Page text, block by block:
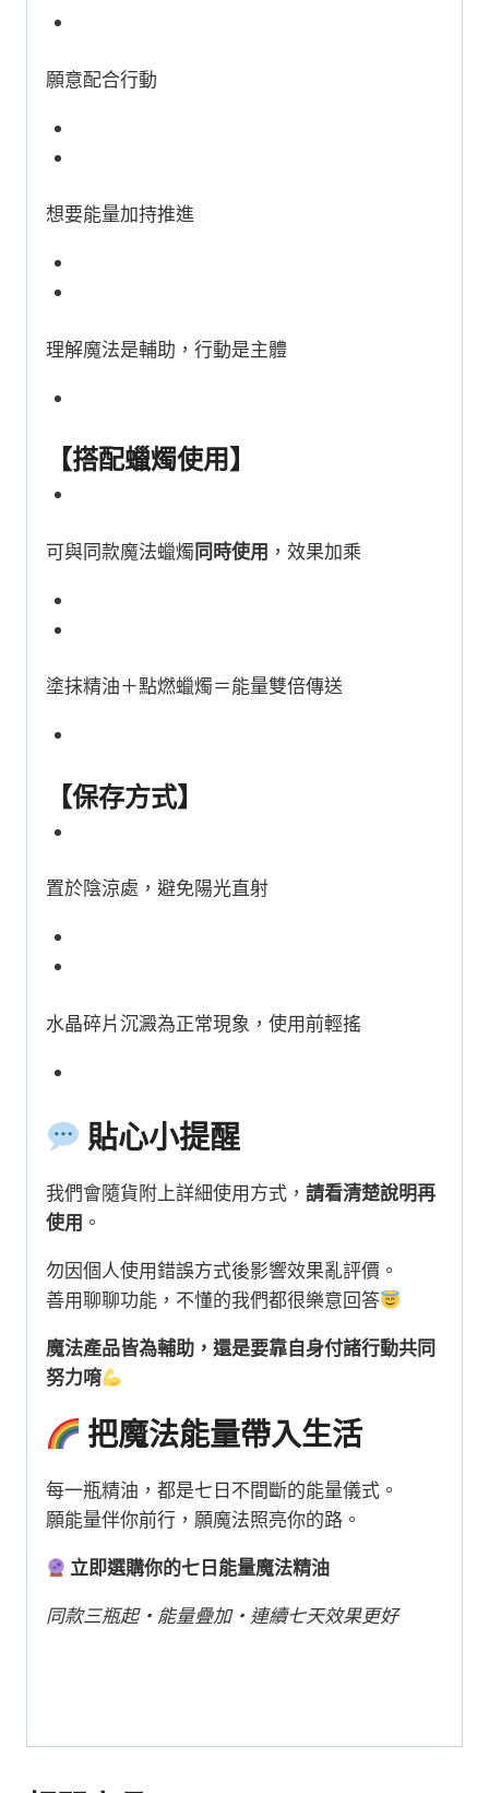
願意配合行動
想要能量加持推進
理解魔法是輔助，行動是主體
【搭配蠟燭使用】
可與同款魔法蠟燭同時使用 ，效果加乘
塗抹精油＋點燃蠟燭＝能量雙倍傳送
【保存方式】
置於陰涼處，避免陽光直射
水晶碎片沉澱為正常現象，使用前輕搖
貼心小提醒
我們會隨貨附上詳細使用方式， 請看清楚說明再
使用 。
勿因個人使用錯誤方式後影響效果亂評價。
善用聊聊功能，不懂的我們都很樂意回答
魔法產品皆為輔助，還是要靠自身付諸行動共同
努力唷
把魔法能量帶入生活
每一瓶精油，都是七日不間斷的能量儀式。
願能量伴你前行，願魔法照亮你的路。
立即選購你的七日能量魔法精油
同款三瓶起・能量疊加・連續七天效果更好